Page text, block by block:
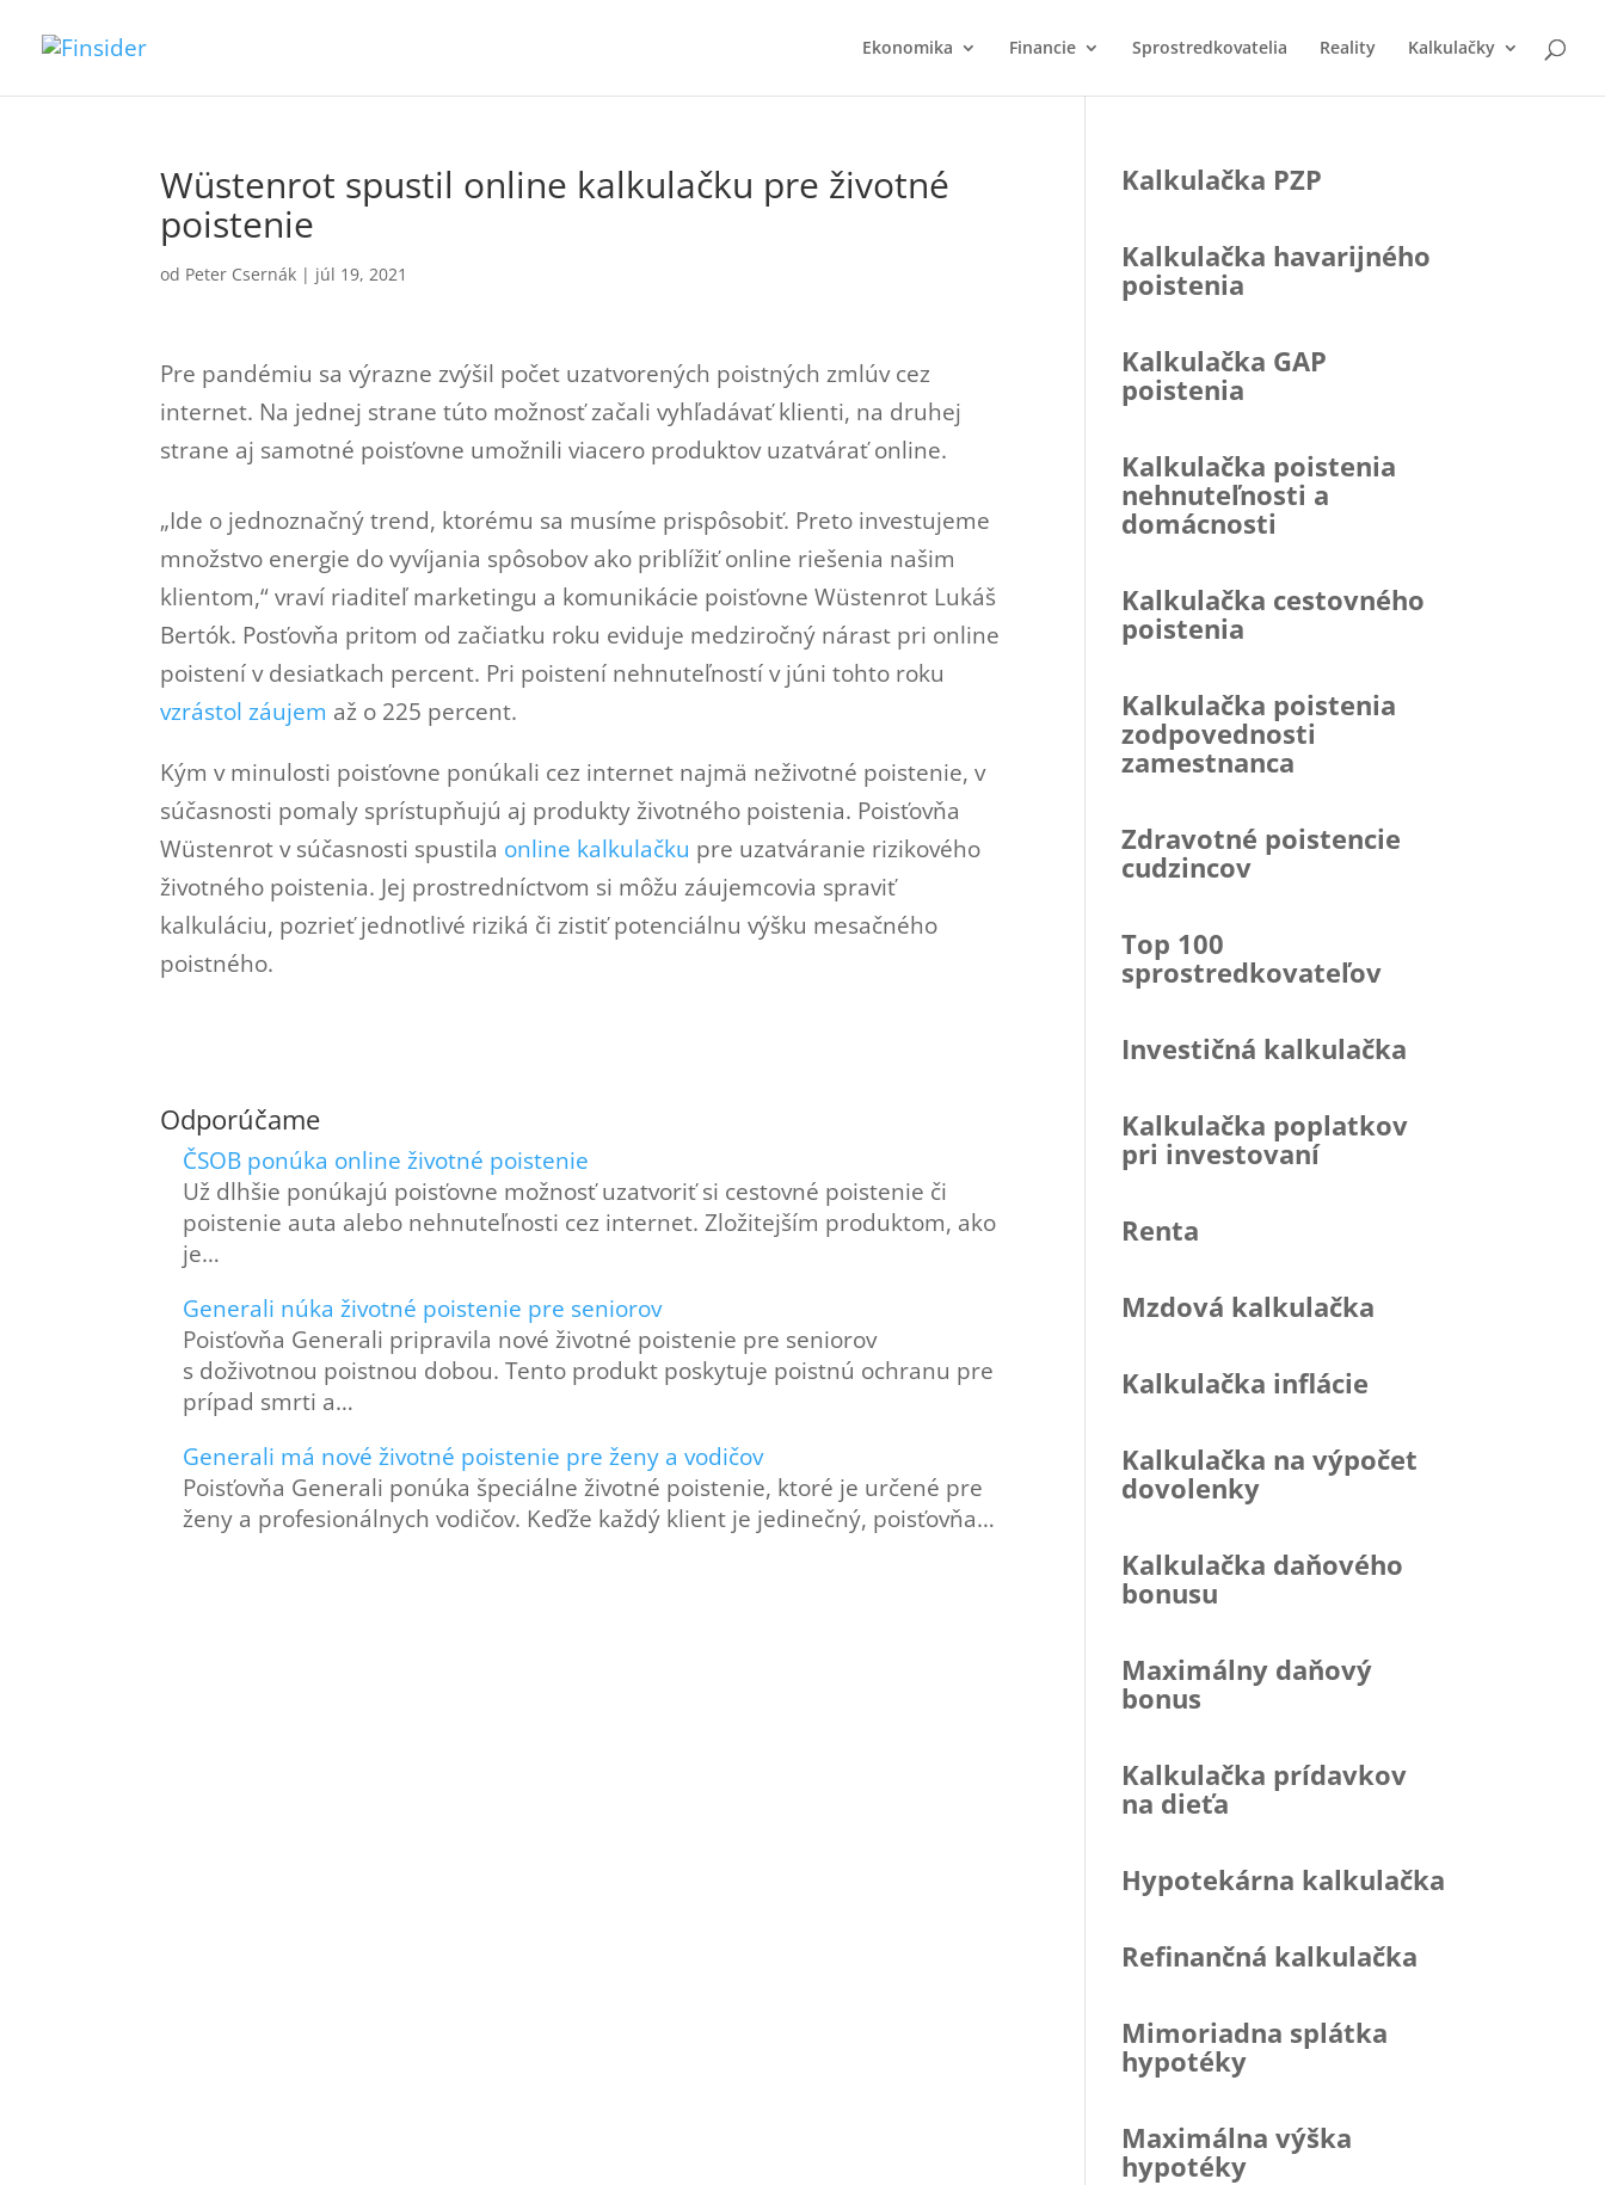
Ekonomika Financie Sprostredkovatelia Reality Kalkulačky
Wüstenrot spustil online kalkulačku pre životné
poistenie
od Peter Csernák | júl 19, 2021
Pre pandémiu sa výrazne zvýšil počet uzatvorených poistných zmlúv cez
internet. Na jednej strane túto možnosť začali vyhľadávať klienti, na druhej
strane aj samotné poisťovne umožnili viacero produktov uzatvárať online.
„Ide o jednoznačný trend, ktorému sa musíme prispôsobiť. Preto investujeme
množstvo energie do vyvíjania spôsobov ako priblížiť online riešenia našim
klientom,“ vraví riaditeľ marketingu a komunikácie poisťovne Wüstenrot Lukáš
Bertók. Posťovňa pritom od začiatku roku eviduje medziročný nárast pri online
poistení v desiatkach percent. Pri poistení nehnuteľností v júni tohto roku
vzrástol záujem až o 225 percent.
Kým v minulosti poisťovne ponúkali cez internet najmä neživotné poistenie, v
súčasnosti pomaly sprístupňujú aj produkty životného poistenia. Poisťovňa
Wüstenrot v súčasnosti spustila online kalkulačku pre uzatváranie rizikového
životného poistenia. Jej prostredníctvom si môžu záujemcovia spraviť
kalkuláciu, pozrieť jednotlivé riziká či zistiť potenciálnu výšku mesačného
poistného.
Odporúčame
ČSOB ponúka online životné poistenie
Už dlhšie ponúkajú poisťovne možnosť uzatvoriť si cestovné poistenie či
poistenie auta alebo nehnuteľnosti cez internet. Zložitejším produktom, ako
je…
Generali núka životné poistenie pre seniorov
Poisťovňa Generali pripravila nové životné poistenie pre seniorov
s doživotnou poistnou dobou. Tento produkt poskytuje poistnú ochranu pre
prípad smrti a…
Generali má nové životné poistenie pre ženy a vodičov
Poisťovňa Generali ponúka špeciálne životné poistenie, ktoré je určené pre
ženy a profesionálnych vodičov. Keďže každý klient je jedinečný, poisťovňa…
Kalkulačka PZP
Kalkulačka havarijného
poistenia
Kalkulačka GAP
poistenia
Kalkulačka poistenia
nehnuteľnosti a
domácnosti
Kalkulačka cestovného
poistenia
Kalkulačka poistenia
zodpovednosti
zamestnanca
Zdravotné poistencie
cudzincov
Top 100
sprostredkovateľov
Investičná kalkulačka
Kalkulačka poplatkov
pri investovaní
Renta
Mzdová kalkulačka
Kalkulačka inflácie
Kalkulačka na výpočet
dovolenky
Kalkulačka daňového
bonusu
Maximálny daňový
bonus
Kalkulačka prídavkov
na dieťa
Hypotekárna kalkulačka
Refinančná kalkulačka
Mimoriadna splátka
hypotéky
Maximálna výška
hypotéky